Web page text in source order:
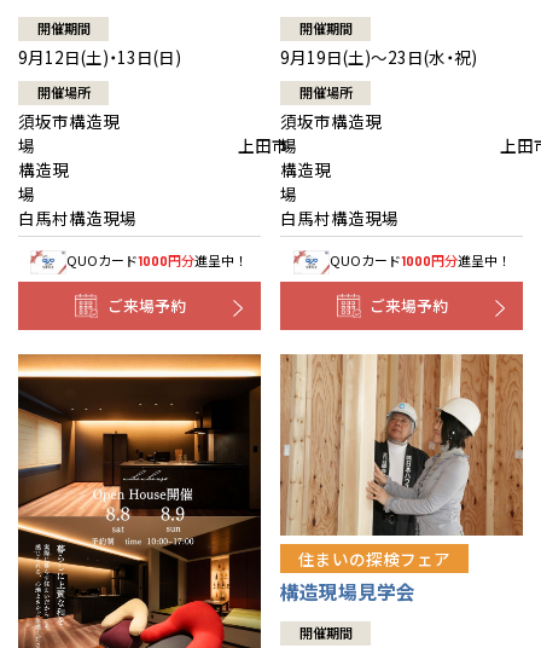
開催期間
9月12日(土)・13日(日)
開催場所
須坂市構造現
場 上田市
構造現
場
白馬村構造現場
QUOカード1000円分進呈中！
ご来場予約
開催期間
9月19日(土)～23日(水・祝)
開催場所
須坂市構造現
場 上田
構造現
白馬村構造現場
QUOカード1000円分進呈中！
ご来場予約
住まいの探検フェア
構造現場見学会
開催期間